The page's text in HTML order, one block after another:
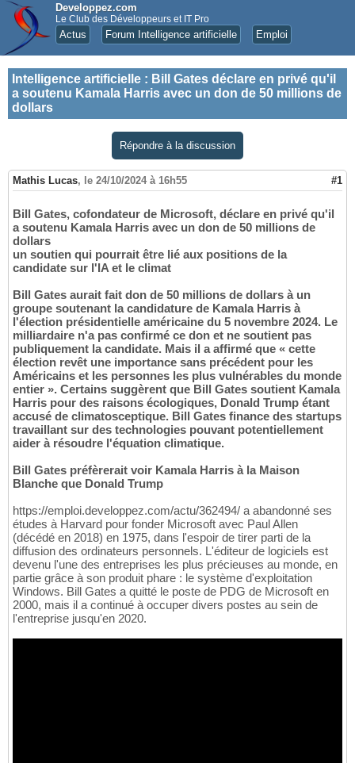
Developpez.com
Le Club des Développeurs et IT Pro
Actus Forum Intelligence artificielle Emploi
Intelligence artificielle : Bill Gates déclare en privé qu'il
a soutenu Kamala Harris avec un don de 50 millions de
dollars
Répondre à la discussion
Mathis Lucas, le 24/10/2024 à 16h55 #1
Bill Gates, cofondateur de Microsoft, déclare en privé qu'il
a soutenu Kamala Harris avec un don de 50 millions de
dollars
un soutien qui pourrait être lié aux positions de la
candidate sur l'IA et le climat
Bill Gates aurait fait don de 50 millions de dollars à un
groupe soutenant la candidature de Kamala Harris à
l'élection présidentielle américaine du 5 novembre 2024. Le
milliardaire n'a pas confirmé ce don et ne soutient pas
publiquement la candidate. Mais il a affirmé que « cette
élection revêt une importance sans précédent pour les
Américains et les personnes les plus vulnérables du monde
entier ». Certains suggèrent que Bill Gates soutient Kamala
Harris pour des raisons écologiques, Donald Trump étant
accusé de climatosceptique. Bill Gates finance des startups
travaillant sur des technologies pouvant potentiellement
aider à résoudre l'équation climatique.
Bill Gates préfèrerait voir Kamala Harris à la Maison
Blanche que Donald Trump
https://emploi.developpez.com/actu/362494/ a abandonné ses
études à Harvard pour fonder Microsoft avec Paul Allen
(décédé en 2018) en 1975, dans l'espoir de tirer parti de la
diffusion des ordinateurs personnels. L'éditeur de logiciels est
devenu l'une des entreprises les plus précieuses au monde, en
partie grâce à son produit phare : le système d'exploitation
Windows. Bill Gates a quitté le poste de PDG de Microsoft en
2000, mais il a continué à occuper divers postes au sein de
l'entreprise jusqu'en 2020.